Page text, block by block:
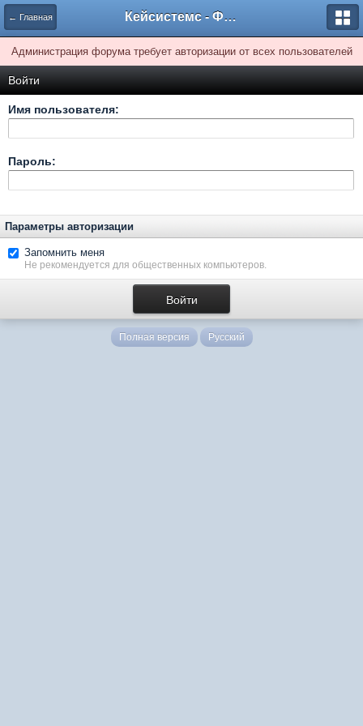
← Главная Кейсистемс - Форумы
Администрация форума требует авторизации от всех пользователей
Войти
Имя пользователя:
Пароль:
Параметры авторизации
Запомнить меня
Не рекомендуется для общественных компьютеров.
Полная версия Русский